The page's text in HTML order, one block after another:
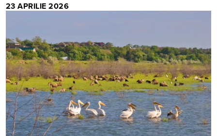
23 APRILIE 2026